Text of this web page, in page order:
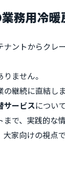
務用冷
ントからク
ません。
継続に直結しま
サービスについ
で、実践的な
家向けの視